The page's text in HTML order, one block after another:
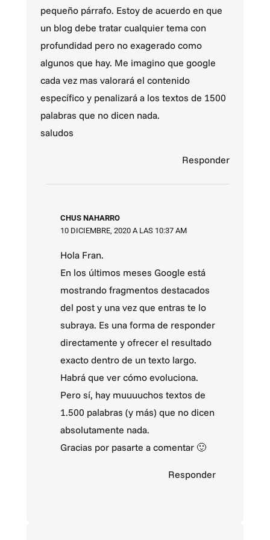
pequeño párrafo. Estoy de acuerdo en que
un blog debe tratar cualquier tema con
profundidad pero no exagerado como
algunos que hay. Me imagino que google
cada vez mas valorará el contenido
específico y penalizará a los textos de 1500
palabras que no dicen nada.
saludos
Responder
CHUS NAHARRO
10 DICIEMBRE, 2020 A LAS 10:37 AM
Hola Fran.
En los últimos meses Google está
mostrando fragmentos destacados
del post y una vez que entras te lo
subraya. Es una forma de responder
directamente y ofrecer el resultado
exacto dentro de un texto largo.
Habrá que ver cómo evoluciona.
Pero sí, hay muuuuchos textos de
1.500 palabras (y más) que no dicen
absolutamente nada.
Gracias por pasarte a comentar 🙂
Responder